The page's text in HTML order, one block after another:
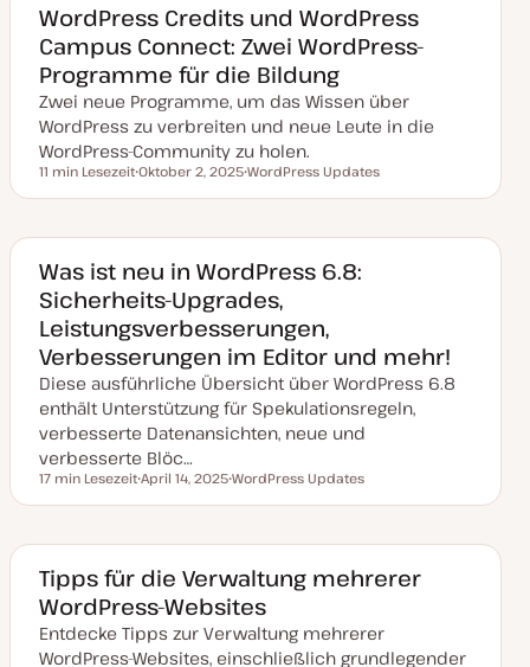
k
t
u
a
l
i
i
e
r
t
WordPress Credits und WordPress
Campus Connect: Zwei WordPress-
Programme für die Bildung
Zwei neue Programme, um das Wissen über
WordPress zu verbreiten und neue Leute in die
WordPress-Community zu holen.
Lesezeit
11 min Lesezeit
a
a
k
t
u
a
l
i
s
i
e
r
t
Oktober 2, 2025
h
WordPress Updates
Was ist neu in WordPress 6.8:
Sicherheits-Upgrades,
Leistungsverbesserungen,
Verbesserungen im Editor und mehr!
Diese ausführliche Übersicht über WordPress 6.8
enthält Unterstützung für Spekulationsregeln,
verbesserte Datenansichten, neue und
verbesserte Blöc…
Lesezeit
17 min Lesezeit
a
k
t
u
a
l
i
April 14, 2025
h
WordPress Updates
Tipps für die Verwaltung mehrerer
WordPress-Websites
Entdecke Tipps zur Verwaltung mehrerer
WordPress-Websites, einschließlich grundlegender